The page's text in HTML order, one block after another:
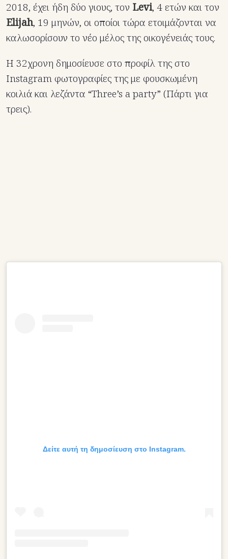
2018, έχει ήδη δύο γιους, τον Levi, 4 ετών και τον
Elijah, 19 μηνών, οι οποίοι τώρα ετοιμάζονται να
καλωσορίσουν το νέο μέλος της οικογένειάς τους.
H 32χρονη δημοσίευσε στο προφίλ της στο
Instagram φωτογραφίες της με φουσκωμένη
κοιλιά και λεζάντα “Three’s a party” (Πάρτι για
τρεις).
Δείτε αυτή τη δημοσίευση στο Instagram.